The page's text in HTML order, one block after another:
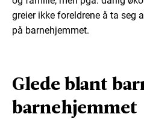
greier ikke foreldrene å ta seg
på barnehjemmet.
Glede blant
barnehjemmet